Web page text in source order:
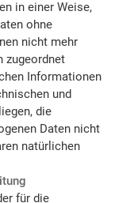
in einer Weise,
ohne
nicht mehr
zugeordnet
Informationen
und
die
Daten nicht
natürlichen
für die